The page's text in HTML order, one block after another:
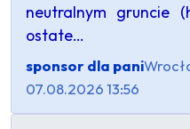
neutralnym gruncie
ostate…
sponsor dla pani
07.08.2026 13:56